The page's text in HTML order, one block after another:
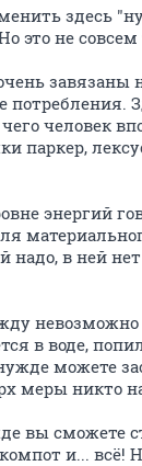
здесь
это не
завязаны
потребления.
человек
паркер,
энергий
надо, в ней
невозможно
в воде,
можете
меры никто
вы сможете
и... всё!